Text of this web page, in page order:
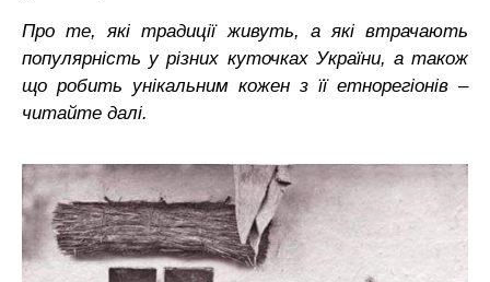
Про те, які традиції живуть, а які втрачають
популярність у різних куточках України, а також
що робить унікальним кожен з її етнорегіонів –
читайте далі.